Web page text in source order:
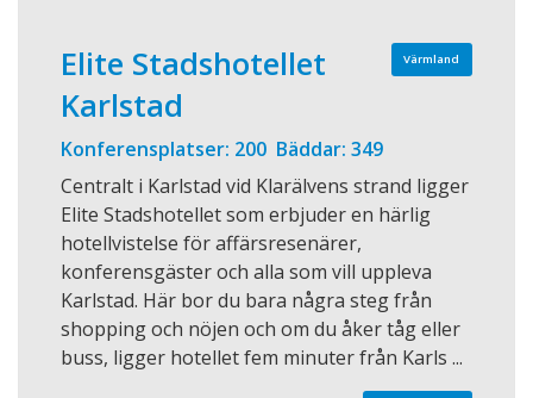
Värmland
Elite Stadshotellet
Karlstad
Konferensplatser: 200 Bäddar: 349
Centralt i Karlstad vid Klarälvens strand ligger
Elite Stadshotellet som erbjuder en härlig
hotellvistelse för affärsresenärer,
konferensgäster och alla som vill uppleva
Karlstad. Här bor du bara några steg från
shopping och nöjen och om du åker tåg eller
buss, ligger hotellet fem minuter från Karls ...